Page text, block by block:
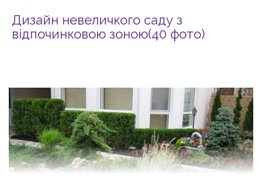
Дизайн невеличкого саду з
відпочинковою зоною(40 фото)